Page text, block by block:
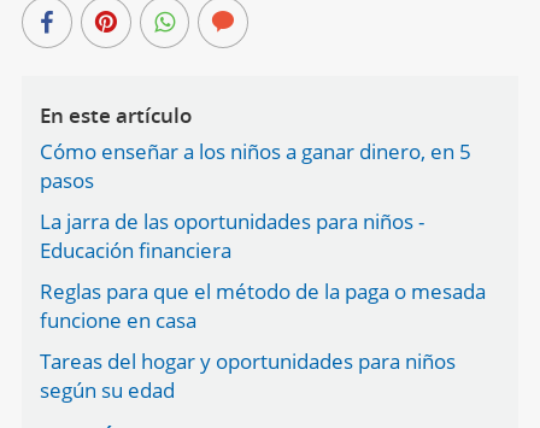
En este artículo
Cómo enseñar a los niños a ganar dinero, en 5
pasos
La jarra de las oportunidades para niños -
Educación financiera
Reglas para que el método de la paga o mesada
funcione en casa
Tareas del hogar y oportunidades para niños
según su edad